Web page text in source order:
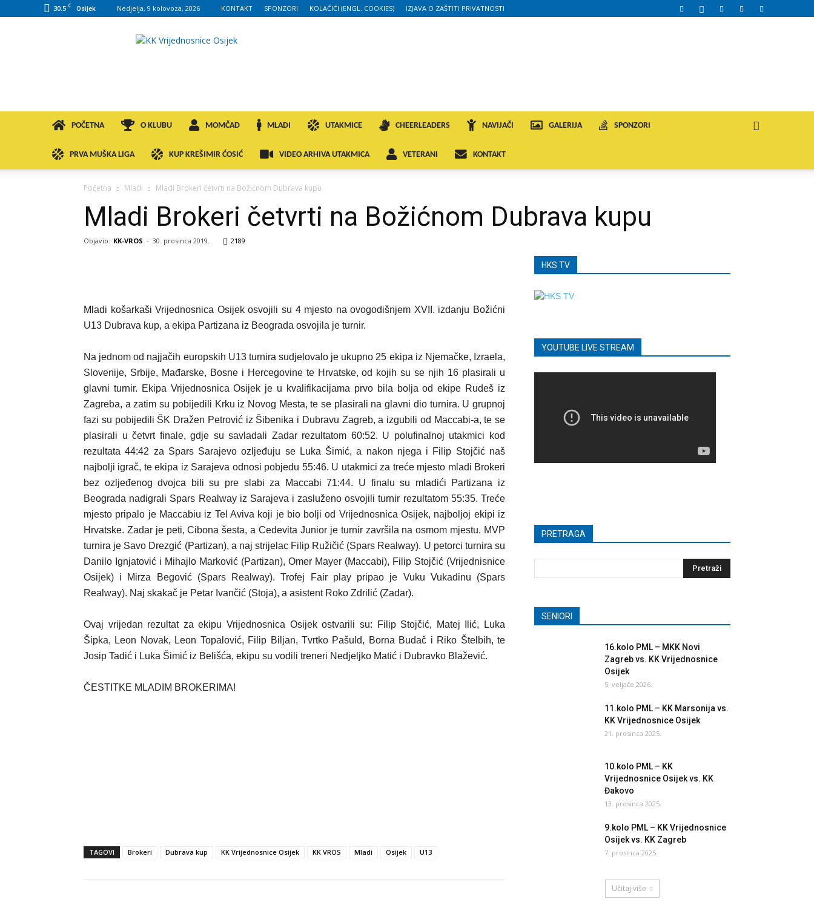
30.5 C Osijek Nedjelja, 9 kolovoza, 2026 KONTAKT SPONZORI KOLAČIĆI (ENGL. COOKIES) IZJAVA O ZAŠTITI PRIVATNOSTI
POČETNA O KLUBU MOMČAD MLADI UTAKMICE CHEERLEADERS NAVIJAČI GALERIJA SPONZORI
PRVA MUŠKA LIGA KUP KREŠIMIR ĆOSIĆ VIDEO ARHIVA UTAKMICA VETERANI KONTAKT
Početna Mladi Mladi Brokeri četvrti na Božićnom Dubrava kupu
Mladi Brokeri četvrti na Božićnom Dubrava kupu
Objavio: KK-VROS - 30. prosinca 2019. 2189
Mladi košarkaši Vrijednosnica Osijek osvojili su 4 mjesto na ovogodišnjem XVII. izdanju Božićni
U13 Dubrava kup, a ekipa Partizana iz Beograda osvojila je turnir.
Na jednom od najjačih europskih U13 turnira sudjelovalo je ukupno 25 ekipa iz Njemačke, Izraela,
Slovenije, Srbije, Mađarske, Bosne i Hercegovine te Hrvatske, od kojih su se njih 16 plasirali u
glavni turnir. Ekipa Vrijednosnica Osijek je u kvalifikacijama prvo bila bolja od ekipe Rudeš iz
Zagreba, a zatim su pobijedili Krku iz Novog Mesta, te se plasirali na glavni dio turnira. U grupnoj
fazi su pobijedili ŠK Dražen Petrović iz Šibenika i Dubravu Zagreb, a izgubili od Maccabi-a, te se
plasirali u četvrt finale, gdje su savladali Zadar rezultatom 60:52. U polufinalnoj utakmici kod
rezultata 44:42 za Spars Sarajevo ozljeđuju se Luka Šimić, a nakon njega i Filip Stojčić naš
najbolji igrač, te ekipa iz Sarajeva odnosi pobjedu 55:46. U utakmici za treće mjesto mladi Brokeri
bez ozljeđenog dvojca bili su pre slabi za Maccabi 71:44. U finalu su mladići Partizana iz
Beograda nadigrali Spars Realway iz Sarajeva i zasluženo osvojili turnir rezultatom 55:35. Treće
mjesto pripalo je Maccabiu iz Tel Aviva koji je bio bolji od Vrijednosnica Osijek, najboljoj ekipi iz
Hrvatske. Zadar je peti, Cibona šesta, a Cedevita Junior je turnir završila na osmom mjestu. MVP
turnira je Savo Drezgić (Partizan), a naj strijelac Filip Ružičić (Spars Realway). U petorci turnira su
Danilo Ignjatović i Mihajlo Marković (Partizan), Omer Mayer (Maccabi), Filip Stojčić (Vrijednisnice
Osijek) i Mirza Begović (Spars Realway). Trofej Fair play pripao je Vuku Vukadinu (Spars
Realway). Naj skakač je Petar Ivančić (Stoja), a asistent Roko Zdrilić (Zadar).
Ovaj vrijedan rezultat za ekipu Vrijednosnica Osijek ostvarili su: Filip Stojčić, Matej Ilić, Luka
Šipka, Leon Novak, Leon Topalović, Filip Biljan, Tvrtko Pašuld, Borna Budač i Riko Štelbih, te
Josip Tadić i Luka Šimić iz Belišća, ekipu su vodili treneri Nedjeljko Matić i Dubravko Blažević.
ČESTITKE MLADIM BROKERIMA!
TAGOVI Brokeri Dubrava kup KK Vrijednosnice Osijek KK VROS Mladi Osijek U13
HKS TV
YOUTUBE LIVE STREAM
PRETRAGA
SENIORI
16.kolo PML – MKK Novi
Zagreb vs. KK Vrijednosnice
Osijek
5. veljače 2026.
11.kolo PML – KK Marsonija vs.
KK Vrijednosnice Osijek
21. prosinca 2025.
10.kolo PML – KK
Vrijednosnice Osijek vs. KK
Đakovo
13. prosinca 2025.
9.kolo PML – KK Vrijednosnice
Osijek vs. KK Zagreb
7. prosinca 2025.
Učitaj više